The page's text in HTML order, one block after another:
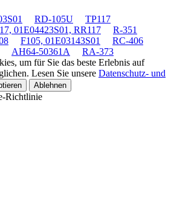
RD-105U
TP117
01E04423S01, RR117
R-351
F105, 01E03143S01
RC-406
AH64-50361A
RA-373
um für Sie das beste Erlebnis auf
Lesen Sie unsere Datenschutz- und
Ablehnen
Richtlinie